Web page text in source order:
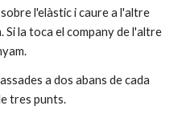
l'elàstic i caure a l'altre
Si la toca el company de l'altre
a dos abans de cada
tres punts.